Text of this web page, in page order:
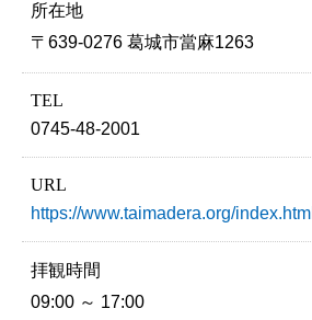
所在地
〒639-0276 葛城市當麻1263
TEL
0745-48-2001
URL
https://www.taimadera.org/index.html
拝観時間
09:00 ～ 17:00